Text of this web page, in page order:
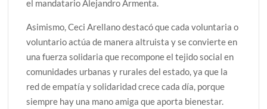
el mandatario Alejandro Armenta.
Asimismo, Ceci Arellano destacó que cada voluntaria o
voluntario actúa de manera altruista y se convierte en
una fuerza solidaria que recompone el tejido social en
comunidades urbanas y rurales del estado, ya que la
red de empatía y solidaridad crece cada día, porque
siempre hay una mano amiga que aporta bienestar.